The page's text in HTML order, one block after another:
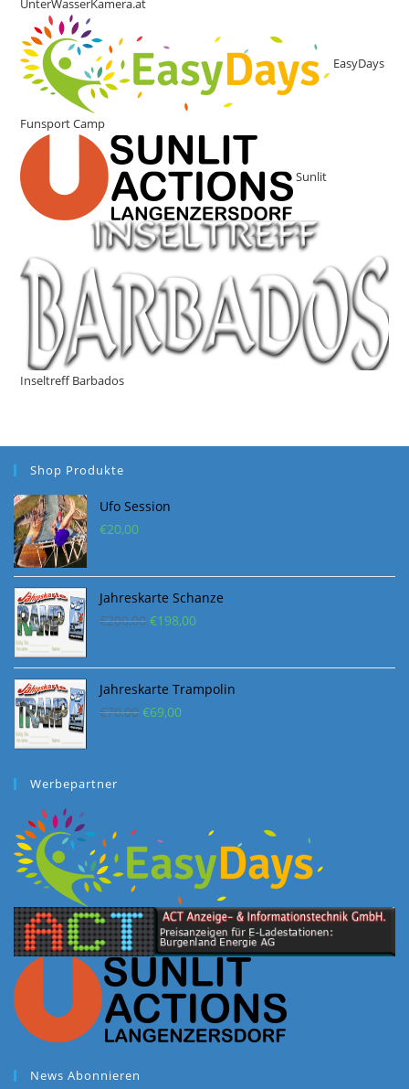
UnterWasserKamera.at
EasyDays
Funsport Camp
Sunlit
Inseltreff Barbados
Shop Produkte
Ufo Session
€20,00
Jahreskarte Schanze
€200,00 Ursprünglicher
war:
€200,00
€198,00Aktueller
ist:
€198,00.
Jahreskarte Trampolin
€70,00 Ursprünglicher
€69,00Aktueller
Werbepartner
News Abonnieren